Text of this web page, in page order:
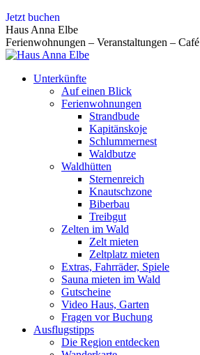
Zum
Inhalt
springen
Jetzt buchen
Haus Anna Elbe
Ferienwohnungen – Veranstaltungen – Café
Unterkünfte
Auf einen Blick
Ferienwohnungen
Strandbude
Kapitänskoje
Schlummernest
Waldbutze
Waldhütten
Sternenreich
Knautschzone
Biberbau
Treibgut
Zelten im Wald
Zelt mieten
Zeltplatz mieten
Extras, Fahrräder, Spiele
Sauna mieten im Wald
Gutscheine
Video Haus, Garten
Fragen vor Buchung
Ausflugstipps
Die Region entdecken